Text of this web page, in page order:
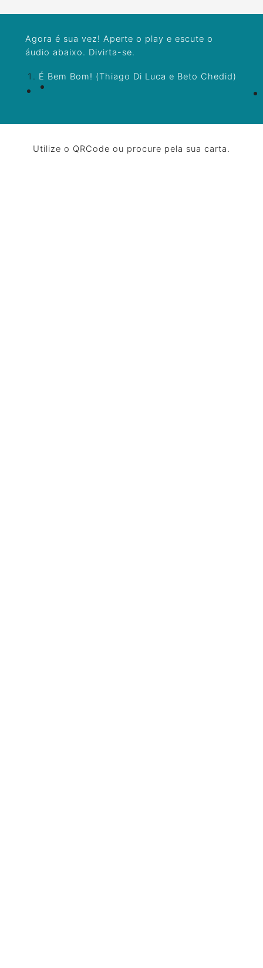
Agora é sua vez! Aperte o play e escute o
áudio abaixo. Divirta-se.
É Bem Bom! (Thiago Di Luca e Beto Chedid)
Utilize o QRCode ou procure pela sua carta.